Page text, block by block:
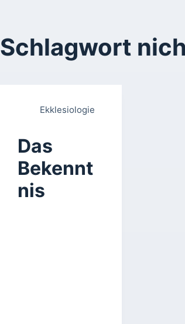
Schlagwort
Ekklesiologie
Das
Bekennt
nis